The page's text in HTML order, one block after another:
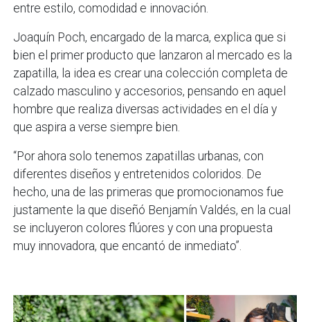
entre estilo, comodidad e innovación.
Joaquín Poch, encargado de la marca, explica que si
bien el primer producto que lanzaron al mercado es la
zapatilla, la idea es crear una colección completa de
calzado masculino y accesorios, pensando en aquel
hombre que realiza diversas actividades en el día y
que aspira a verse siempre bien.
“Por ahora solo tenemos zapatillas urbanas, con
diferentes diseños y entretenidos coloridos. De
hecho, una de las primeras que promocionamos fue
justamente la que diseñó Benjamín Valdés, en la cual
se incluyeron colores flúores y con una propuesta
muy innovadora, que encantó de inmediato”.